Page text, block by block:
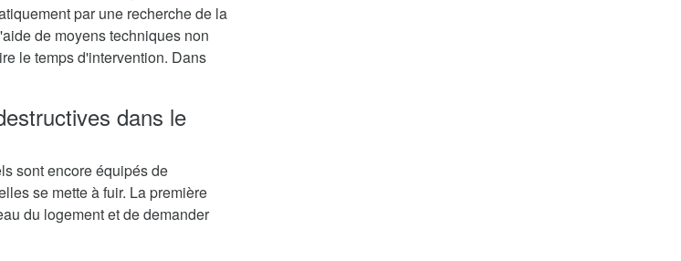
par une recherche de la
de moyens techniques non
le temps d'intervention. Dans
dans le
sont encore équipés de
se mette à fuir. La première
du logement et de demander